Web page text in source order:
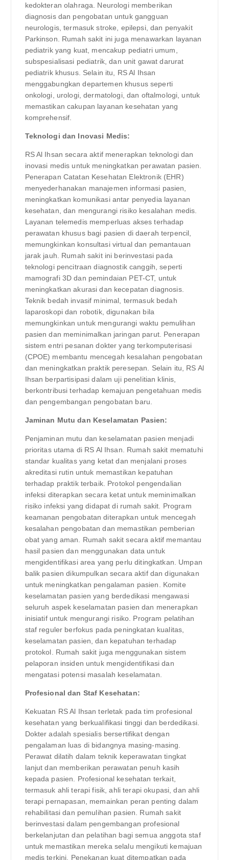
kedokteran olahraga. Neurologi memberikan
diagnosis dan pengobatan untuk gangguan
neurologis, termasuk stroke, epilepsi, dan penyakit
Parkinson. Rumah sakit ini juga menawarkan layanan
pediatrik yang kuat, mencakup pediatri umum,
subspesialisasi pediatrik, dan unit gawat darurat
pediatrik khusus. Selain itu, RS Al Ihsan
menggabungkan departemen khusus seperti
onkologi, urologi, dermatologi, dan oftalmologi, untuk
memastikan cakupan layanan kesehatan yang
komprehensif.
Teknologi dan Inovasi Medis:
RS Al Ihsan secara aktif menerapkan teknologi dan
inovasi medis untuk meningkatkan perawatan pasien.
Penerapan Catatan Kesehatan Elektronik (EHR)
menyederhanakan manajemen informasi pasien,
meningkatkan komunikasi antar penyedia layanan
kesehatan, dan mengurangi risiko kesalahan medis.
Layanan telemedis memperluas akses terhadap
perawatan khusus bagi pasien di daerah terpencil,
memungkinkan konsultasi virtual dan pemantauan
jarak jauh. Rumah sakit ini berinvestasi pada
teknologi pencitraan diagnostik canggih, seperti
mamografi 3D dan pemindaian PET-CT, untuk
meningkatkan akurasi dan kecepatan diagnosis.
Teknik bedah invasif minimal, termasuk bedah
laparoskopi dan robotik, digunakan bila
memungkinkan untuk mengurangi waktu pemulihan
pasien dan meminimalkan jaringan parut. Penerapan
sistem entri pesanan dokter yang terkomputerisasi
(CPOE) membantu mencegah kesalahan pengobatan
dan meningkatkan praktik peresepan. Selain itu, RS Al
Ihsan berpartisipasi dalam uji penelitian klinis,
berkontribusi terhadap kemajuan pengetahuan medis
dan pengembangan pengobatan baru.
Jaminan Mutu dan Keselamatan Pasien:
Penjaminan mutu dan keselamatan pasien menjadi
prioritas utama di RS Al Ihsan. Rumah sakit mematuhi
standar kualitas yang ketat dan menjalani proses
akreditasi rutin untuk memastikan kepatuhan
terhadap praktik terbaik. Protokol pengendalian
infeksi diterapkan secara ketat untuk meminimalkan
risiko infeksi yang didapat di rumah sakit. Program
keamanan pengobatan diterapkan untuk mencegah
kesalahan pengobatan dan memastikan pemberian
obat yang aman. Rumah sakit secara aktif memantau
hasil pasien dan menggunakan data untuk
mengidentifikasi area yang perlu ditingkatkan. Umpan
balik pasien dikumpulkan secara aktif dan digunakan
untuk meningkatkan pengalaman pasien. Komite
keselamatan pasien yang berdedikasi mengawasi
seluruh aspek keselamatan pasien dan menerapkan
inisiatif untuk mengurangi risiko. Program pelatihan
staf reguler berfokus pada peningkatan kualitas,
keselamatan pasien, dan kepatuhan terhadap
protokol. Rumah sakit juga menggunakan sistem
pelaporan insiden untuk mengidentifikasi dan
mengatasi potensi masalah keselamatan.
Profesional dan Staf Kesehatan:
Kekuatan RS Al Ihsan terletak pada tim profesional
kesehatan yang berkualifikasi tinggi dan berdedikasi.
Dokter adalah spesialis bersertifikat dengan
pengalaman luas di bidangnya masing-masing.
Perawat dilatih dalam teknik keperawatan tingkat
lanjut dan memberikan perawatan penuh kasih
kepada pasien. Profesional kesehatan terkait,
termasuk ahli terapi fisik, ahli terapi okupasi, dan ahli
terapi pernapasan, memainkan peran penting dalam
rehabilitasi dan pemulihan pasien. Rumah sakit
berinvestasi dalam pengembangan profesional
berkelanjutan dan pelatihan bagi semua anggota staf
untuk memastikan mereka selalu mengikuti kemajuan
medis terkini. Penekanan kuat ditempatkan pada